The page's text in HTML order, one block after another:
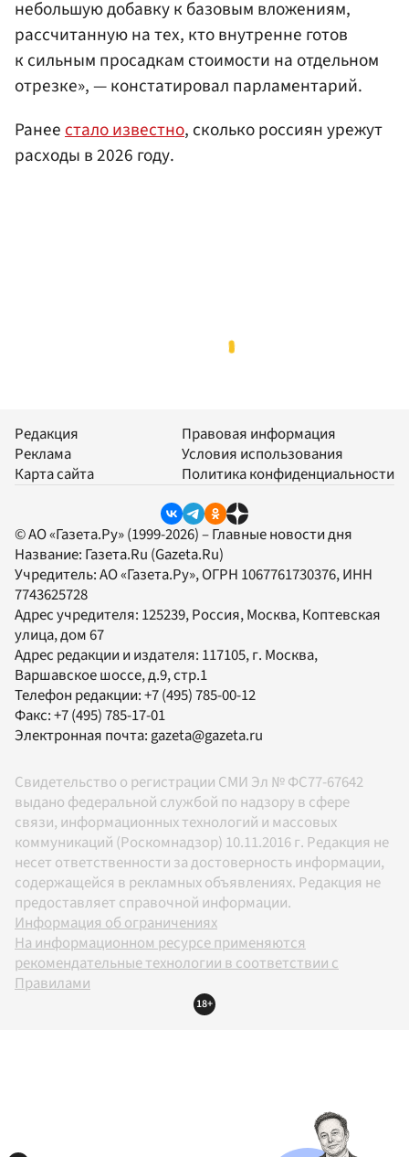
небольшую добавку к базовым вложениям,
рассчитанную на тех, кто внутренне готов
к сильным просадкам стоимости на отдельном
отрезке», — констатировал парламентарий.
Ранеестало известно, сколько россиян урежут
расходы в 2026 году.
Редакция
Реклама
Карта сайта
Правовая информация
Условия использования
Политика конфиденциальности
© АО «Газета.Ру» (1999-2026) – Главные новости дня
Название: Газета.Ru (Gazeta.Ru)
Учредитель:АО «Газета.Ру», ОГРН 1067761730376, ИНН
7743625728
Адрес учредителя: 125239, Россия, Москва, Коптевская
улица, дом 67
Адрес редакции и издателя: 117105, г. Москва,
Варшавское шоссе, д.9, стр.1
Телефон редакции:+7 (495) 785-00-12
Факс:+7 (495) 785-17-01
Электронная почта:gazeta@gazeta.ru
Свидетельство о регистрации СМИ Эл № ФС77-67642
выдано федеральной службой по надзору в сфере
связи, информационных технологий и массовых
коммуникаций (Роскомнадзор) 10.11.2016 г. Редакция не
несет ответственности за достоверность информации,
содержащейся в рекламных объявлениях. Редакция не
предоставляет справочной информации.
Информация об ограничениях
На информационном ресурсе применяются
рекомендательные технологии в соответствии с
Правилами
18+